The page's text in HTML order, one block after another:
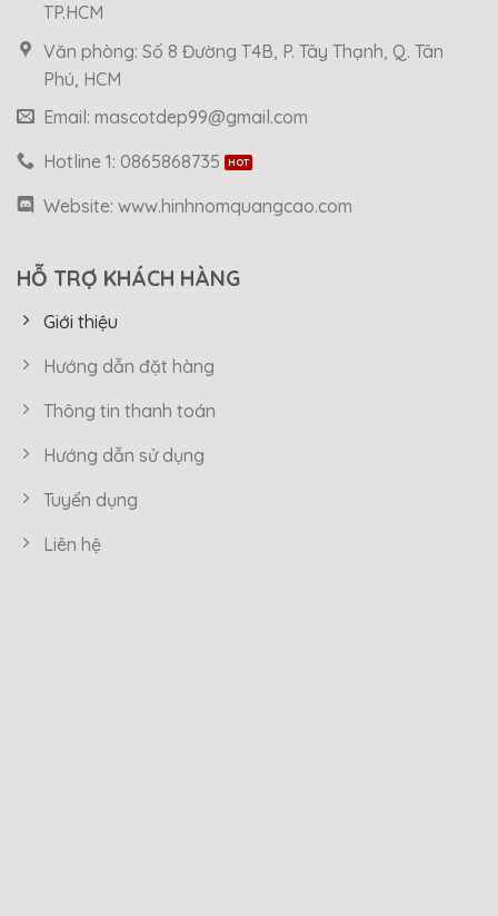
TP.HCM
Văn phòng: Số 8 Đường T4B, P. Tây Thạnh, Q. Tân
Phú, HCM
Email: mascotdep99@gmail.com
Hotline 1: 0865868735
Website: www.hinhnomquangcao.com
HỖ TRỢ KHÁCH HÀNG
Giới thiệu
Hướng dẫn đặt hàng
Thông tin thanh toán
Hướng dẫn sử dụng
Tuyển dụng
Liên hệ